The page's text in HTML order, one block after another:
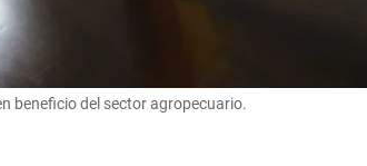
beneficio del sector agropecuario.